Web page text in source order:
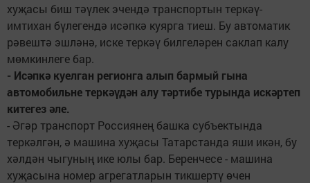
хуҗасы биш тәүлек эчендә транспортын теркәү-
имтихан бүлегендә исәпкә куярга тиеш. Бу автоматик
рәвештә эшләнә, иске теркәү билгеләрен саклап калу
мөмкинлеге бар.
- Исәпкә куелган регионга алып бармый гына
автомобильне теркәүдән алу тәртибе турында искәртеп
китегез әле.
- Әгәр транспорт Россиянең башка субъектында
теркәлгән, ә машина хуҗасы Татарстанда яши икән, бу
хәлдән чыгуның ике юлы бар. Беренчесе - машина
хуҗасына номер агрегатларын тикшертү өчен